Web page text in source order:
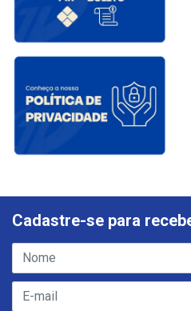
Cadastre-se para